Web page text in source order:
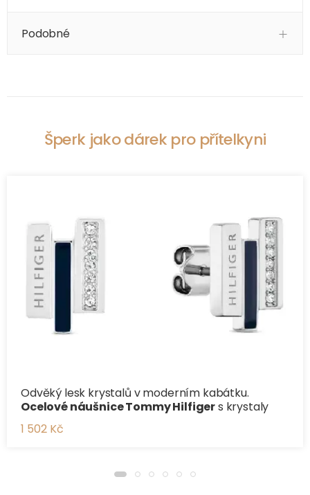
Podobné
Šperk jako dárek pro přítelkyni
Odvěký lesk krystalů v moderním kabátku.
Ocelové náušnice Tommy Hilfigers krystaly
1 502 Kč